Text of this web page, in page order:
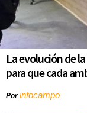
La evolución de
para que cada
Porinfocampo